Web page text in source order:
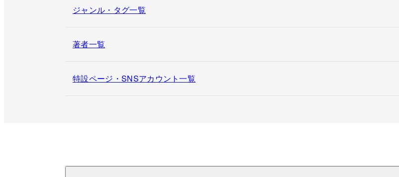
ジャンル・タグ一覧
著者一覧
特設ページ・SNSアカウント一覧